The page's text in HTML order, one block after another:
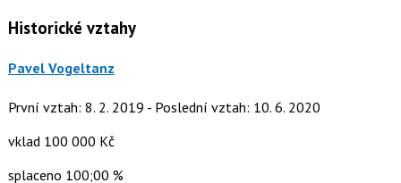
Historické vztahy
Pavel Vogeltanz
První vztah: 8. 2. 2019 - Poslední vztah: 10. 6. 2020
vklad 100 000 Kč
splaceno 100;00 %